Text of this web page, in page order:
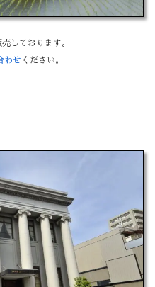
しております。
わせ ください。